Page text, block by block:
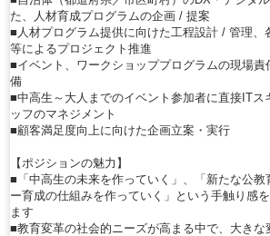
た、人材育成プログラムの企画 / 提案
■人材プログラム提供に向けた工程設計 / 管理、
等によるプロジェクト推進
■イベント、ワークショッププログラムの現場
備
■中高生～大人までのイベント参加者に直接ITス
ッフのマネジメント
■顧客満足度向上に向けた企画立案・実行
【ポジションの魅力】
■「中高生の未来を作っていく」、「新たな公教
ー育成の仕組みを作っていく」という手触り感
ます
■教育変革の社会的ニーズが高まる中で、大き